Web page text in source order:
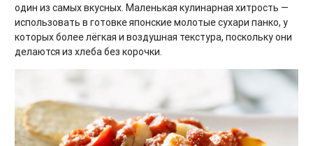
один из самых вкусных. Маленькая кулинарная хитрость —
использовать в готовке японские молотые сухари панко, у
которых более лёгкая и воздушная текстура, поскольку они
делаются из хлеба без корочки.